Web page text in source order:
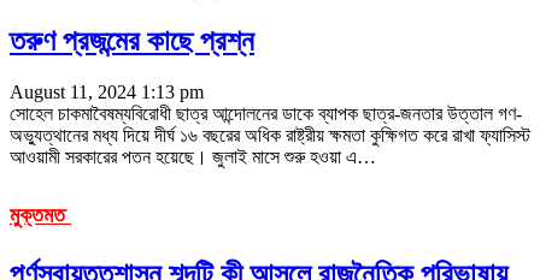
তরুণ প্রজন্মের কাছে প্রশ্ন
August 11, 2024 1:13 pm
সোহেল চাকমাবৈষম্যবিরোধী ছাত্র আন্দোলনের ডাকে ব্যাপক ছাত্র-জনতার উত্তাল গণ-
অভ্যুত্থানের মধ্য দিয়ে দীর্ঘ ১৬ বছরের অধিক রাষ্ট্রীয় ক্ষমতা কুক্ষিগত করে রাখা ফ্যাসিস্ট
আওয়ামী সরকারের পতন হয়েছে। জুলাই মাসে শুরু হওয়া এ…
মুক্তমত